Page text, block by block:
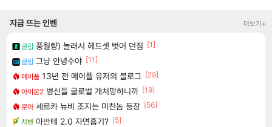
지금 뜨는 인벤 더보기+
클립 풍월량) 놀래서 헤드셋 벗어 던짐 [1]
클립 그냥 안녕수야 [11]
메이플 13년 전 메이플 유저의 블로그 [29]
아이온2 병신들 글로벌 개처망하니까 [19]
로아 세르카 뉴비 조지는 미친놈 등장 [56]
차벤 아반테 2.0 자연흡기? [5]